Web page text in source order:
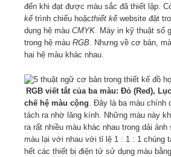
đến khi đạt được màu sắc đã thiết lập.
kế trình chiếu hoặcthiết kế website đặt
dụng hệ màu CMYK. Máy in kỹ thuật số
trong hệ màu RGB. Nhưng về cơ bản,
hai hệ màu khác nhau.
RGB viết tắt của ba màu: Đỏ (Red),
chế hệ màu cộng. Đây là ba màu chính
tách ra nhờ lăng kính. Những màu này
ra rất nhiều màu khác nhau trong dải
màu lại với nhau với tỉ lệ 1 : 1 : 1 chúng
hết các thiết bị điện tử sử dụng màu